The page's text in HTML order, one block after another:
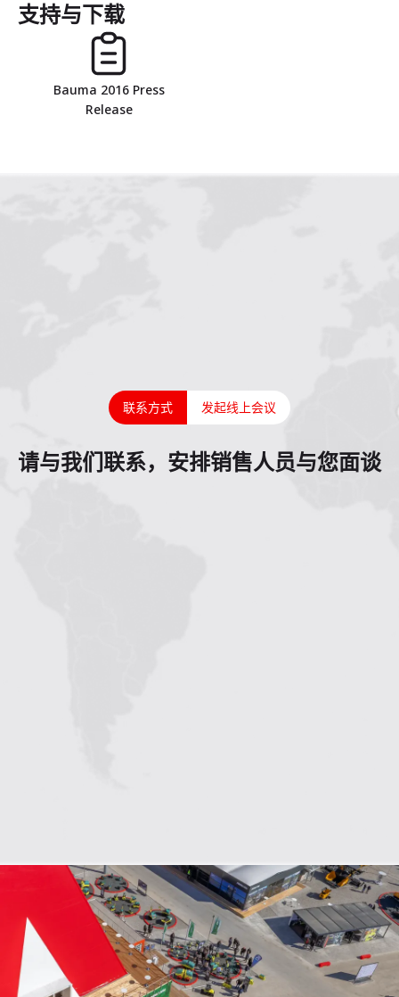
支持与下载
Bauma 2016 Press
Release
联系方式 发起线上会议
请与我们联系，安排销售人员与您面谈